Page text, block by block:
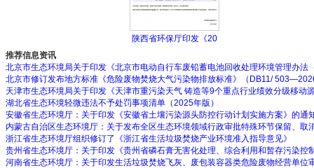
陕西省环保厅印发《20
推荐信息资讯
北京市生态环境局关于印发《北京市电动自行车废铅蓄电池回收处理环境管理办法
北京市修订发布地方标准《危险废物焚烧大气污染物排放标准》（DB11/
天津市生态环境局关于印发《天津市重污染天气 铸造等9个重点行业绩效分级移动
湖北省生态环境轻微违法不予处罚事项清单（2025年版）
安徽省生态环境厅：关于印发《安徽省土壤污染源头防控行动计划实施方案》的通
内蒙古自治区生态环境厅：关于发布全区生态环境领域行政审批特殊环节保留、取
浙江省生态环境厅组织修订了《浙江省生活垃圾焚烧产业环境准入指导意见》
贵州省生态环境厅：关于印发《贵州省磷石膏无害化处理、综合利用和暂存污染控
河南省生态环境厅：关于印发生活垃圾焚烧飞灰、废包装容器类危险废物经营单位